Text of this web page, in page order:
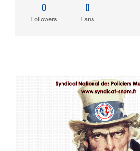
0
Followers
0
Fans